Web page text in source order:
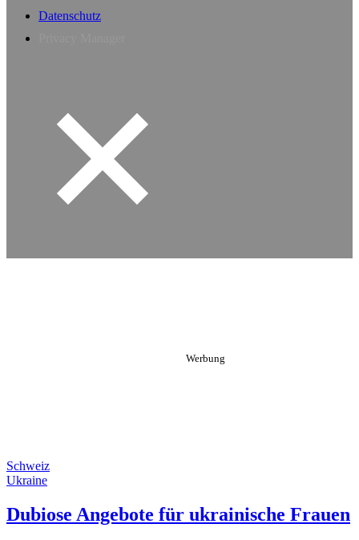
Datenschutz
Schweiz
Ukraine
Dubiose Angebote für ukrainische Frauen